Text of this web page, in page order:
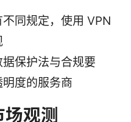
同规定，使用 VPN
保护法与合规要
度的服务商
观测